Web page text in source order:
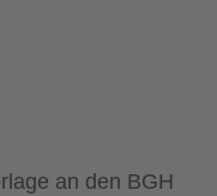
an den BGH